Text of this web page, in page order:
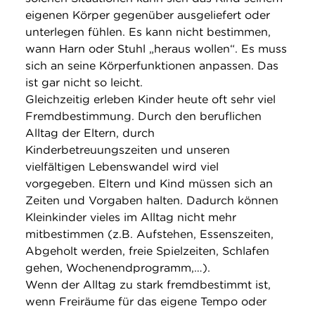
eigenen Körper gegenüber ausgeliefert oder
unterlegen fühlen. Es kann nicht bestimmen,
wann Harn oder Stuhl „heraus wollen“. Es muss
sich an seine Körperfunktionen anpassen. Das
ist gar nicht so leicht.
Gleichzeitig erleben Kinder heute oft sehr viel
Fremdbestimmung. Durch den beruflichen
Alltag der Eltern, durch
Kinderbetreuungszeiten und unseren
vielfältigen Lebenswandel wird viel
vorgegeben. Eltern und Kind müssen sich an
Zeiten und Vorgaben halten. Dadurch können
Kleinkinder vieles im Alltag nicht mehr
mitbestimmen (z.B. Aufstehen, Essenszeiten,
Abgeholt werden, freie Spielzeiten, Schlafen
gehen, Wochenendprogramm,…).
Wenn der Alltag zu stark fremdbestimmt ist,
wenn Freiräume für das eigene Tempo oder